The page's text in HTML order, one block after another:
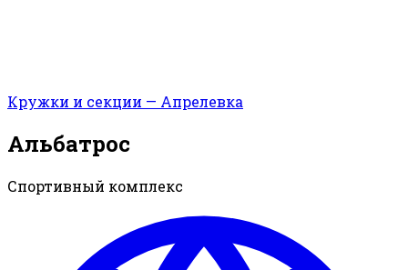
Кружки и секции — Апрелевка
Альбатрос
Спортивный комплекс